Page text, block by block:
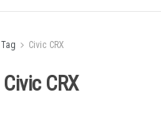
Tag Civic CRX
Civic CRX